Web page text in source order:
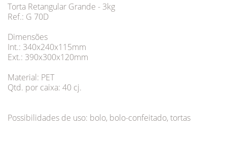
Torta Retangular Grande - 3kg
Ref.: G 70D
Dimensões
Int.: 340x240x115mm
Ext.: 390x300x120mm
Material: PET
Qtd. por caixa: 40 cj.
Possibilidades de uso: bolo, bolo-confeitado, tortas